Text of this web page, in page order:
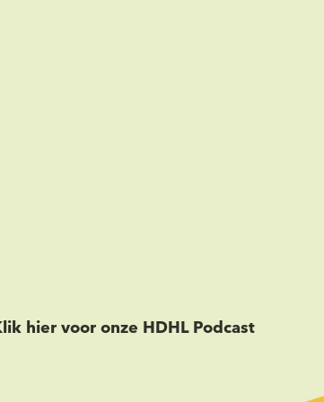
hier voor onze HDHL Podcast